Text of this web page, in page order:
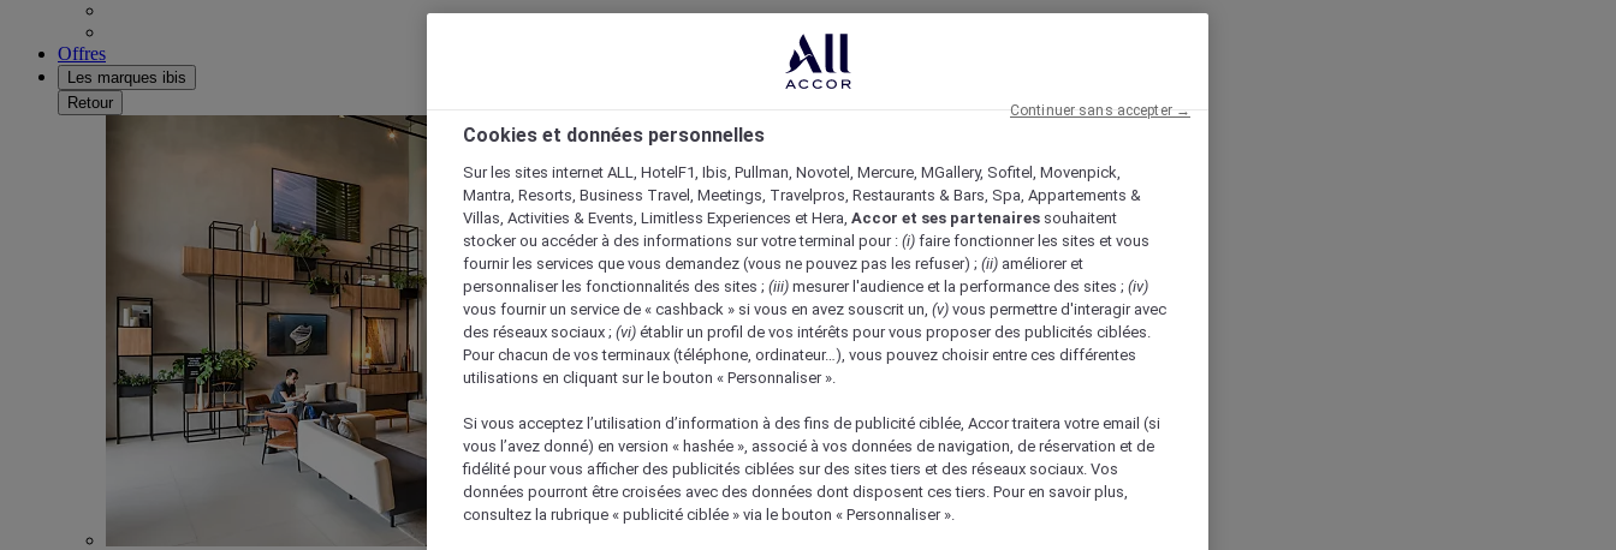
Offres
Les marques ibis
Retour
Cookies et données personnelles
Sur les sites internet ALL, HotelF1, Ibis, Pullman, Novotel, Mercure, MGallery, Sofitel, Movenpick,
Mantra, Resorts, Business Travel, Meetings, Travelpros, Restaurants & Bars, Spa, Appartements &
Villas, Activities & Events, Limitless Experiences et Hera, Accor et ses partenaires souhaitent
stocker ou accéder à des informations sur votre terminal pour : (i) faire fonctionner les sites et vous
fournir les services que vous demandez (vous ne pouvez pas les refuser) ; (ii) améliorer et
personnaliser les fonctionnalités des sites ; (iii) mesurer l'audience et la performance des sites ; (iv)
vous fournir un service de « cashback » si vous en avez souscrit un, (v) vous permettre d'interagir avec
des réseaux sociaux ; (vi) établir un profil de vos intérêts pour vous proposer des publicités ciblées.
Pour chacun de vos terminaux (téléphone, ordinateur…), vous pouvez choisir entre ces différentes
utilisations en cliquant sur le bouton « Personnaliser ».
Si vous acceptez l’utilisation d’information à des fins de publicité ciblée, Accor traitera votre email (si
vous l’avez donné) en version « hashée », associé à vos données de navigation, de réservation et de
fidélité pour vous afficher des publicités ciblées sur des sites tiers et des réseaux sociaux. Vos
données pourront être croisées avec des données dont disposent ces tiers. Pour en savoir plus,
consultez la rubrique « publicité ciblée » via le bouton « Personnaliser ».
Continuer sans accepter →